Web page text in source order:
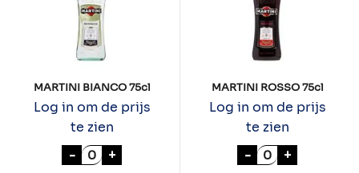
MARTINI BIANCO 75cl
Log in om de prijs
te zien
- MARTINI BIANCO 75cl aantal
+
MARTINI ROSSO 75cl
Log in om de prijs
te zien
- MARTINI
+